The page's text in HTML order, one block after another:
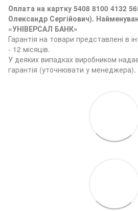
Оплата на картку 5408 8100 4132
Олександр Сергійович).
«УНІВЕРСАЛ БАНК»
Гарантія на товари представлені в
- 12 місяців.
У деяких випадках виробником
гарантія (уточнювати у менеджера).